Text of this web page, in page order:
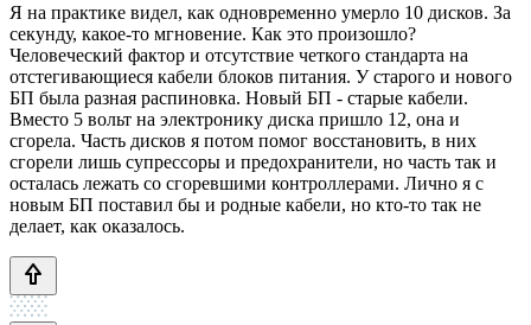
Я на практике видел, как одновременно умерло 10 дисков. За
секунду, какое-то мгновение. Как это произошло?
Человеческий фактор и отсутствие четкого стандарта на
отстегивающиеся кабели блоков питания. У старого и нового
БП была разная распиновка. Новый БП - старые кабели.
Вместо 5 вольт на электронику диска пришло 12, она и
сгорела. Часть дисков я потом помог восстановить, в них
сгорели лишь супрессоры и предохранители, но часть так и
осталась лежать со сгоревшими контроллерами. Лично я с
новым БП поставил бы и родные кабели, но кто-то так не
делает, как оказалось.